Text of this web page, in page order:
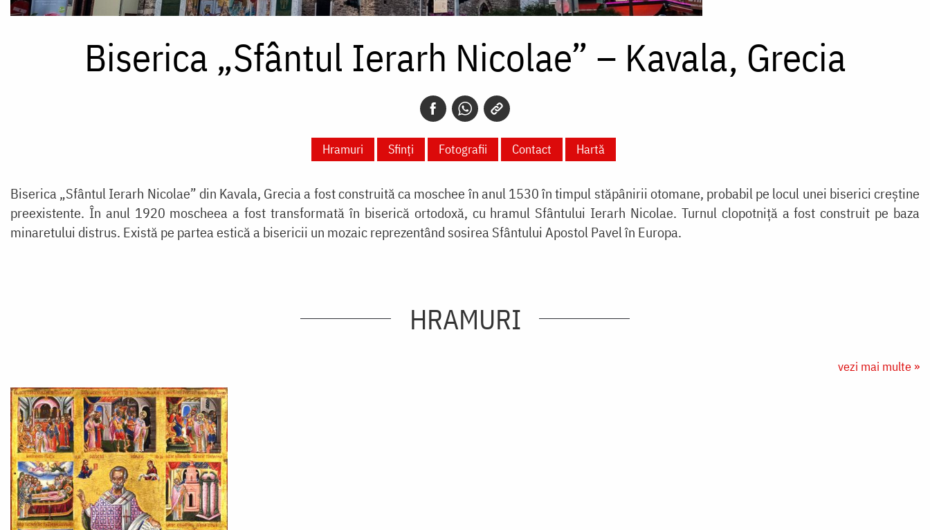
Biserica „Sfântul Ierarh Nicolae” – Kavala, Grecia
Hramuri Sfinți Fotografii Contact Hartă
Biserica „Sfântul Ierarh Nicolae” din Kavala, Grecia a fost construită ca moschee în anul 1530 în timpul stăpânirii otomane, probabil pe locul unei biserici creștine
preexistente. În anul 1920 moscheea a fost transformată în biserică ortodoxă, cu hramul Sfântului Ierarh Nicolae. Turnul clopotniță a fost construit pe baza
minaretului distrus. Există pe partea estică a bisericii un mozaic reprezentând sosirea Sfântului Apostol Pavel în Europa.
HRAMURI
vezi mai multe »